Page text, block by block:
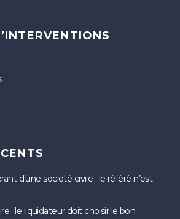
d’une société civile : le référé n’est
: le liquidateur doit choisir le bon